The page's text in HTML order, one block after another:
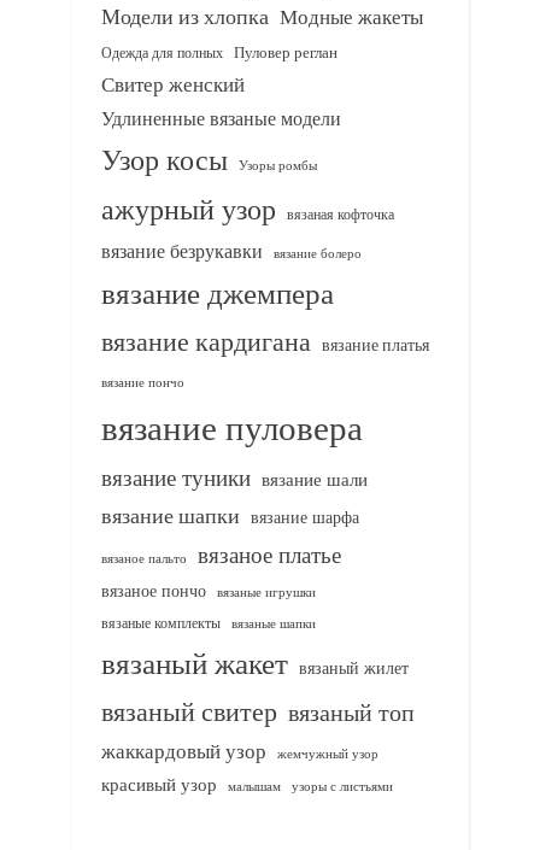
Модели из хлопка Модные жакеты
Одежда для полных Пуловер реглан
Свитер женский
Удлиненные вязаные модели
Узор косы Узоры ромбы
ажурный узор вязаная кофточка
вязание безрукавки вязание болеро
вязание джемпера
вязание кардигана вязание платья
вязание пончо
вязание пуловера
вязание туники вязание шали
вязание шапки вязание шарфа
вязаное пальто вязаное платье
вязаное пончо вязаные игрушки
вязаные комплекты
вязаные шапки
вязаный жакет вязаный жилет
вязаный свитер вязаный топ
жаккардовый узор жемчужный узор
красивый узор малышам узоры с листьями